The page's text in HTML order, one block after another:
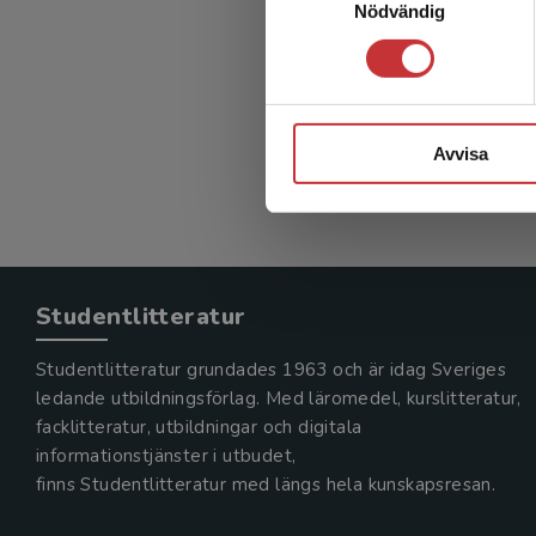
Nödvändig
Avvisa
Studentlitteratur
Studentlitteratur grundades 1963 och är idag Sveriges
ledande utbildningsförlag. Med läromedel, kurslitteratur,
facklitteratur, utbildningar och digitala
informationstjänster i utbudet,
finns Studentlitteratur med längs hela kunskapsresan.